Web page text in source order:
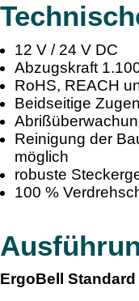
12 V / 24 V DC
Abzugskraft
RoHS, REACH
Beidseitige
Reinigung der
möglich
robuste
100 %
ErgoBell Standard